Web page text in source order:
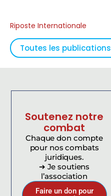
Riposte Internationale
Toutes les publications
Soutenez notre
combat
Chaque don compte
pour nos combats
juridiques.
➔ Je soutiens
l’association
Faire un don pour